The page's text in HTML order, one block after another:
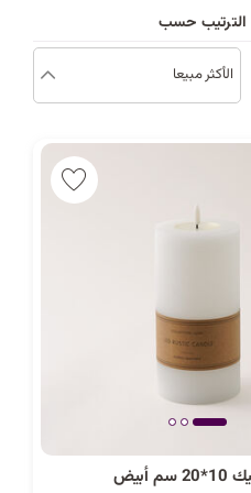
الترتيب حسب
الأكثر مبيعا